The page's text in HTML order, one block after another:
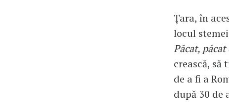
Țara, în
locul
Păcat,
crească, să
de a fi a
după 30 de